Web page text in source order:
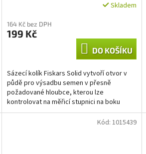
Skladem
164 Kč bez DPH
199 Kč
DO KOŠÍKU
Sázecí kolík Fiskars Solid vytvoří otvor v
půdě pro výsadbu semen v přesně
požadované hloubce, kterou lze
kontrolovat na měřicí stupnici na boku
kolíku až do hloubky 150 mm....
Kód: 1015439